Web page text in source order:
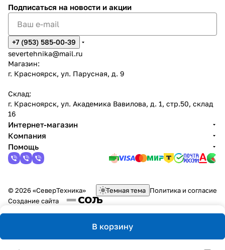
В корзину
Подписаться на новости и акции
+7 (953) 585-00-39
severtehnika@mail.ru
Магазин:
г. Красноярск, ул. Парусная, д. 9
Склад:
г. Красноярск, ул. Академика Вавилова, д. 1, стр.50, склад
16
Интернет-магазин
Компания
Помощь
© 2026 «СеверТехника» Темная тема Политика и согласие
Создание сайта